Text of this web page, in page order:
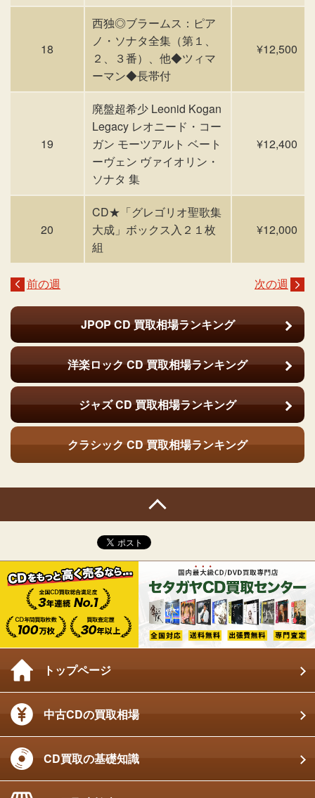
18
西独◎ブラームス：ピア
ノ・ソナタ全集（第１、
２、３番）、他◆ツィマ
ーマン◆長帯付
¥12,500
19
廃盤超希少 Leonid Kogan
Legacy レオニード・コー
ガン モーツアルト ベート
ーヴェン ヴァイオリン・
ソナタ 集
¥12,400
20
CD★「グレゴリオ聖歌集
大成」ボックス入２１枚
組
¥12,000
前の週 次の週
JPOP CD買取相場ランキング
洋楽ロック CD買取相場ランキング
ジャズ CD買取相場ランキング
クラシック CD 買取相場ランキング
トップページ
中古CDの買取相場
CD買取の基礎知識